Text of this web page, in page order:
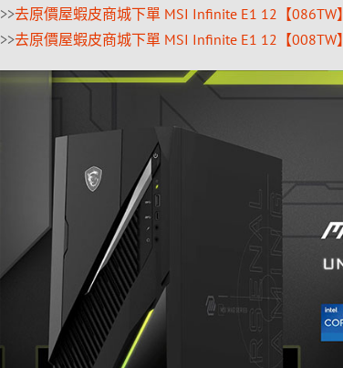
>>去原價屋蝦皮商城下單 MSI Infinite E1 12【086TW】
>>去原價屋蝦皮商城下單 MSI Infinite E1 12【008TW】